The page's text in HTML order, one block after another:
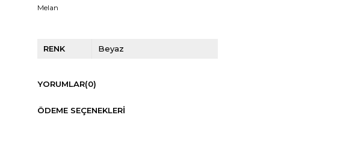
Melan
RENK Beyaz
YORUMLAR(0)
ÖDEME SEÇENEKLERI